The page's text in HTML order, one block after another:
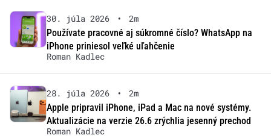
30. júla 2026 •
2m
Používate pracovné aj súkromné číslo? WhatsApp na
iPhone priniesol veľké uľahčenie
Roman Kadlec
28. júla 2026 •
2m
Apple pripravil iPhone, iPad a Mac na nové systémy.
Aktualizácie na verzie 26.6 zrýchlia jesenný prechod
Roman Kadlec